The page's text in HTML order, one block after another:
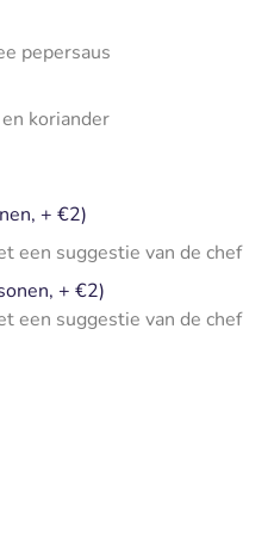
pepersaus
koriander
+ €2)
een suggestie van de chef
+ €2)
een suggestie van de chef